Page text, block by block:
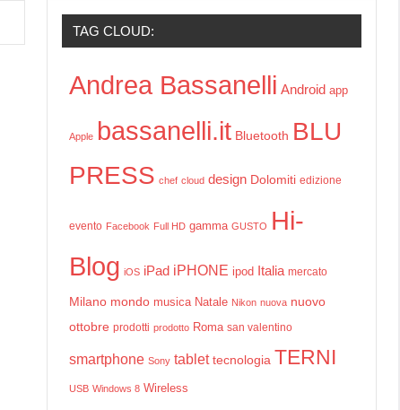
TAG CLOUD:
Andrea Bassanelli Android app
Apple bassanelli.it Bluetooth BLU
PRESS chef cloud design Dolomiti edizione
evento Facebook Full HD gamma GUSTO Hi-
Blog iOS iPad iPHONE ipod Italia mercato
Milano mondo musica Natale Nikon nuova nuovo
ottobre prodotti prodotto Roma san valentino
smartphone Sony tablet tecnologia TERNI
USB Windows 8 Wireless